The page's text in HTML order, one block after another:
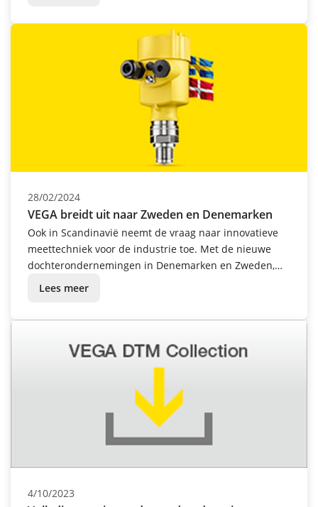
28/02/2024
VEGA breidt uit naar Zweden en Denemarken
Ook in Scandinavië neemt de vraag naar innovatieve
meettechniek voor de industrie toe. Met de nieuwe
dochterondernemingen in Denemarken en Zweden,
die in het voorjaar van 2024 worden geopend, speelt
Lees meer
4/10/2023